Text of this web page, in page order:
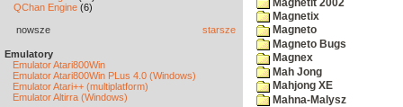
QChan Engine (6)
nowsze starsze
Emulatory
Emulator Atari800Win
Emulator Atari800Win PLus 4.0 (Windows)
Emulator Atari++ (multiplatform)
Emulator Altirra (Windows)
Magnetit 2002
Magnetix
Magneto
Magneto Bugs
Magnex
Mah Jong
Mahjong XE
Mahna-Malysz